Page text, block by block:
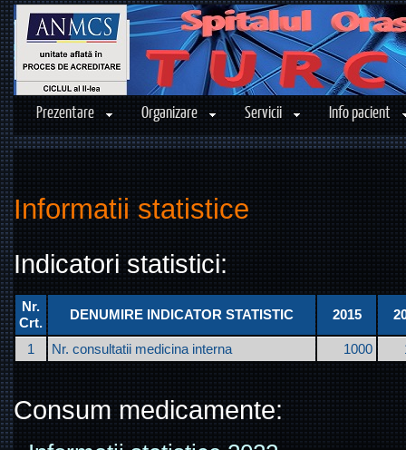
Prezentare Organizare Servicii Info pacient
Informatii statistice
Indicatori statistici:
Nr.
Crt.
DENUMIRE INDICATOR STATISTIC 2015
1 Nr. consultatii medicina interna 1000
Consum medicamente: